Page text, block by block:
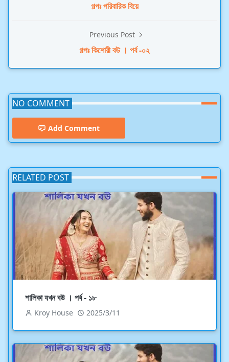
গল্পঃ পরিবারিক বিয়ে
Previous Post
গল্পঃ কিশোরী বউ । পর্ব -০২
NO COMMENT
Add Comment
RELATED POST
শালিকা যখন বউ । পর্ব - ১৮
Kroy House 2025/3/11